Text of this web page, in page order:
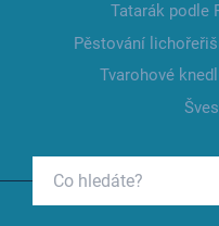
Tatarák podle
Pěstování
Tvarohové